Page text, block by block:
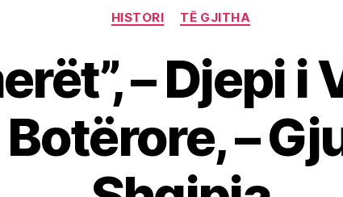
Categories
HISTORI TË GJITHA
– Djepi i
–